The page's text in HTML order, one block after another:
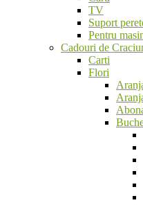
TV
Suport
Pentru
Cadouri de
Carti
Flori